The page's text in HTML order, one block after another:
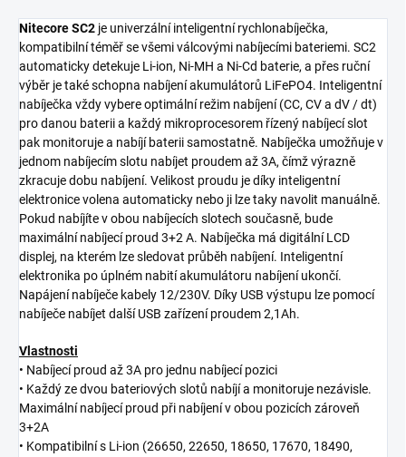
Nitecore SC2 je univerzální inteligentní rychlonabíječka,
kompatibilní téměř se všemi válcovými nabíjecími bateriemi. SC2
automaticky detekuje Li-ion, Ni-MH a Ni-Cd baterie, a přes ruční
výběr je také schopna nabíjení akumulátorů LiFePO4. Inteligentní
nabíječka vždy vybere optimální režim nabíjení (CC, CV a dV / dt)
pro danou baterii a každý mikroprocesorem řízený nabíjecí slot
pak monitoruje a nabíjí baterii samostatně. Nabíječka umožňuje v
jednom nabíjecím slotu nabíjet proudem až 3A, čímž výrazně
zkracuje dobu nabíjení. Velikost proudu je díky inteligentní
elektronice volena automaticky nebo ji lze taky navolit manuálně.
Pokud nabíjíte v obou nabíjecích slotech současně, bude
maximální nabíjecí proud 3+2 A. Nabíječka má digitální LCD
displej, na kterém lze sledovat průběh nabíjení. Inteligentní
elektronika po úplném nabití akumulátoru nabíjení ukončí.
Napájení nabíječe kabely 12/230V. Díky USB výstupu lze pomocí
nabíječe nabíjet další USB zařízení proudem 2,1Ah.
Vlastnosti
• Nabíjecí proud až 3A pro jednu nabíjecí pozici
• Každý ze dvou bateriových slotů nabíjí a monitoruje nezávisle.
Maximální nabíjecí proud při nabíjení v obou pozicích zároveň
3+2A
• Kompatibilní s Li-ion (26650, 22650, 18650, 17670, 18490,